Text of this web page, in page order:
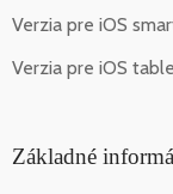
Verzia pre iOS
Verzia pre iOS
Základné